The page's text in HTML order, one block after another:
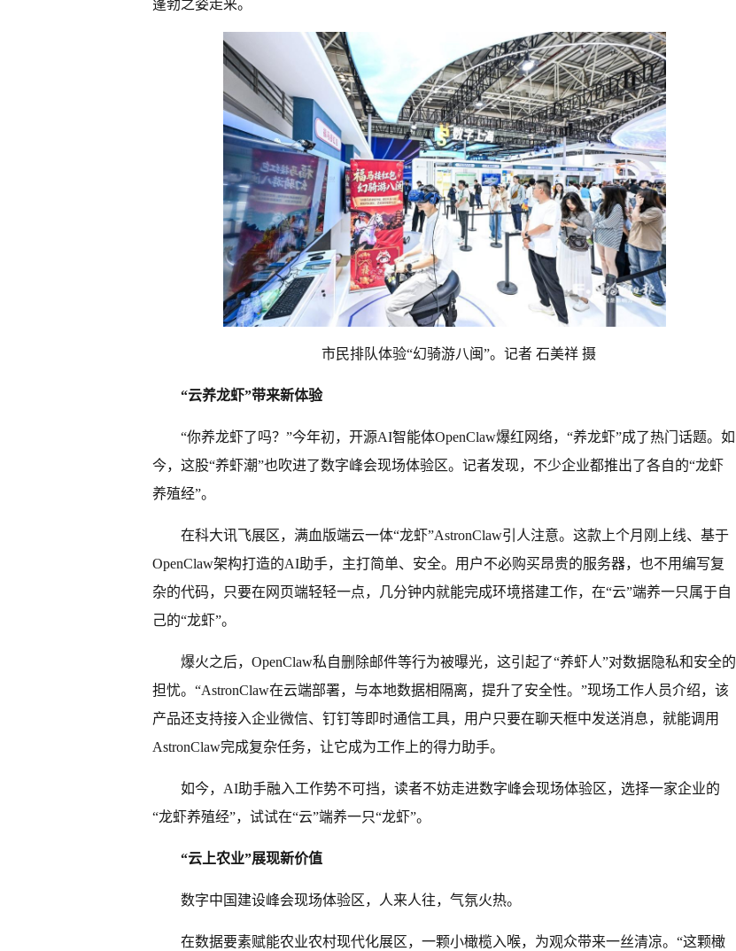
蓬勃之姿走来。
市民排队体验“幻骑游八闽”。记者 石美祥 摄
“云养龙虾”带来新体验
“你养龙虾了吗？”今年初，开源AI智能体OpenClaw爆红网络，“养龙虾”成了热门话题。如
今，这股“养虾潮”也吹进了数字峰会现场体验区。记者发现，不少企业都推出了各自的“龙虾
养殖经”。
在科大讯飞展区，满血版端云一体“龙虾”AstronClaw引人注意。这款上个月刚上线、基于
OpenClaw架构打造的AI助手，主打简单、安全。用户不必购买昂贵的服务器，也不用编写复
杂的代码，只要在网页端轻轻一点，几分钟内就能完成环境搭建工作，在“云”端养一只属于自
己的“龙虾”。
爆火之后，OpenClaw私自删除邮件等行为被曝光，这引起了“养虾人”对数据隐私和安全的
担忧。“AstronClaw在云端部署，与本地数据相隔离，提升了安全性。”现场工作人员介绍，该
产品还支持接入企业微信、钉钉等即时通信工具，用户只要在聊天框中发送消息，就能调用
AstronClaw完成复杂任务，让它成为工作上的得力助手。
如今，AI助手融入工作势不可挡，读者不妨走进数字峰会现场体验区，选择一家企业的
“龙虾养殖经”，试试在“云”端养一只“龙虾”。
“云上农业”展现新价值
数字中国建设峰会现场体验区，人来人往，气氛火热。
在数据要素赋能农业农村现代化展区，一颗小橄榄入喉，为观众带来一丝清凉。“这颗橄